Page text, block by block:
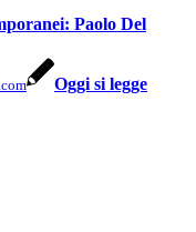
Paolo Del
Oggi si legge